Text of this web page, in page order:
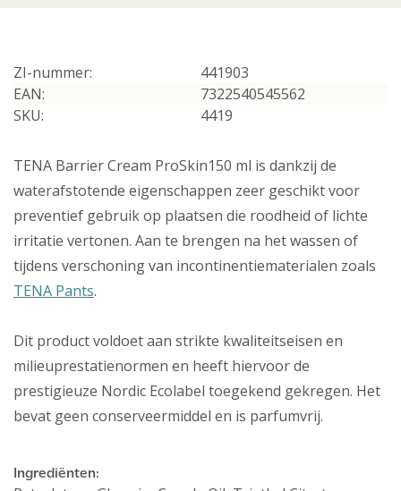
ZI-nummer:
441903
EAN:
7322540545562
SKU:
4419
TENA Barrier Cream ProSkin150 ml is dankzij de
waterafstotende eigenschappen zeer geschikt voor
preventief gebruik op plaatsen die roodheid of lichte
irritatie vertonen. Aan te brengen na het wassen of
tijdens verschoning van incontinentiematerialen zoals
TENA Pants.
Dit product voldoet aan strikte kwaliteitseisen en
milieuprestatienormen en heeft hiervoor de
prestigieuze Nordic Ecolabel toegekend gekregen. Het
bevat geen conserveermiddel en is parfumvrij.
Ingrediënten: